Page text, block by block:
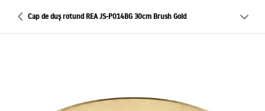
Cap de duș rotund REA JS-P014BG 30cm Brush Gold